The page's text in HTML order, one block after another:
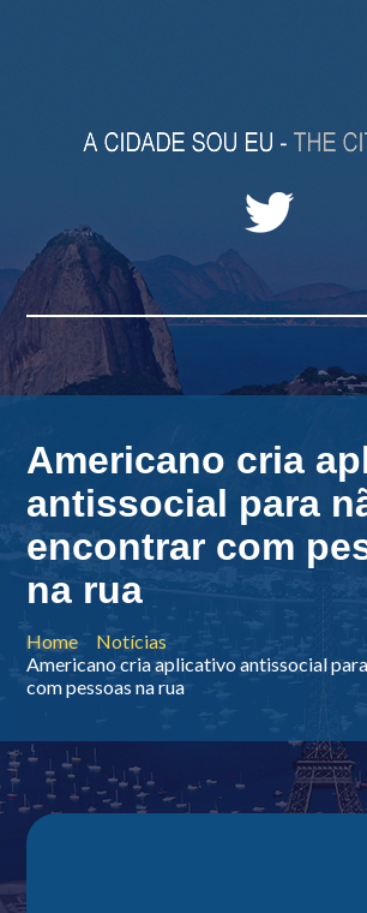
Americano cria
antissocial para
encontrar com
na rua
Home
Notícias
Americano cria aplicativo antissocial
com pessoas na rua